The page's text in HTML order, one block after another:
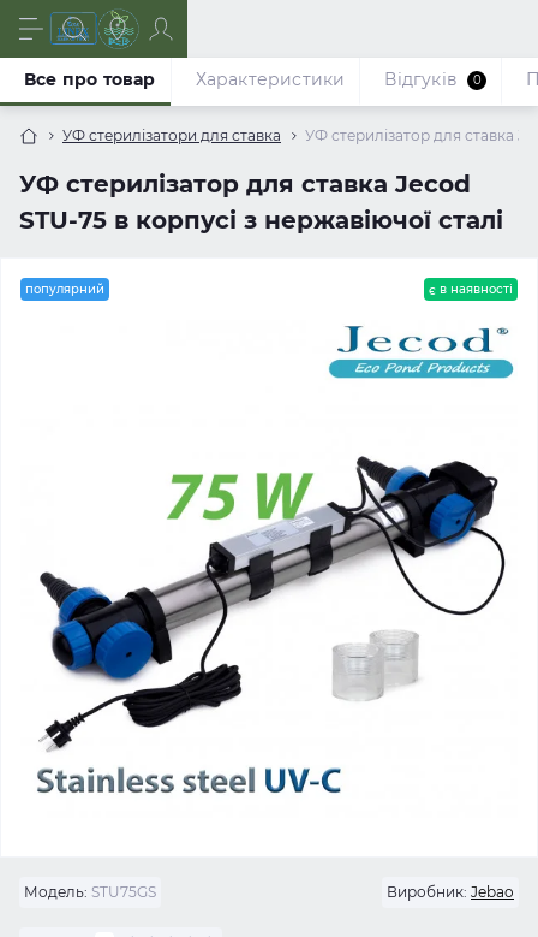
УФ стерилізатори для ставка УФ стерилізатор для ставка
УФ стерилізатор для ставка Jecod
STU-75 в корпусі з нержавіючої сталі
Все про товар Характеристики Відгуків 0
популярний є в наявності
Модель: STU75GS Виробник: Jebao